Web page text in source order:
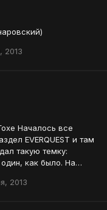
держать при
им не м…
2013
все
с
2013